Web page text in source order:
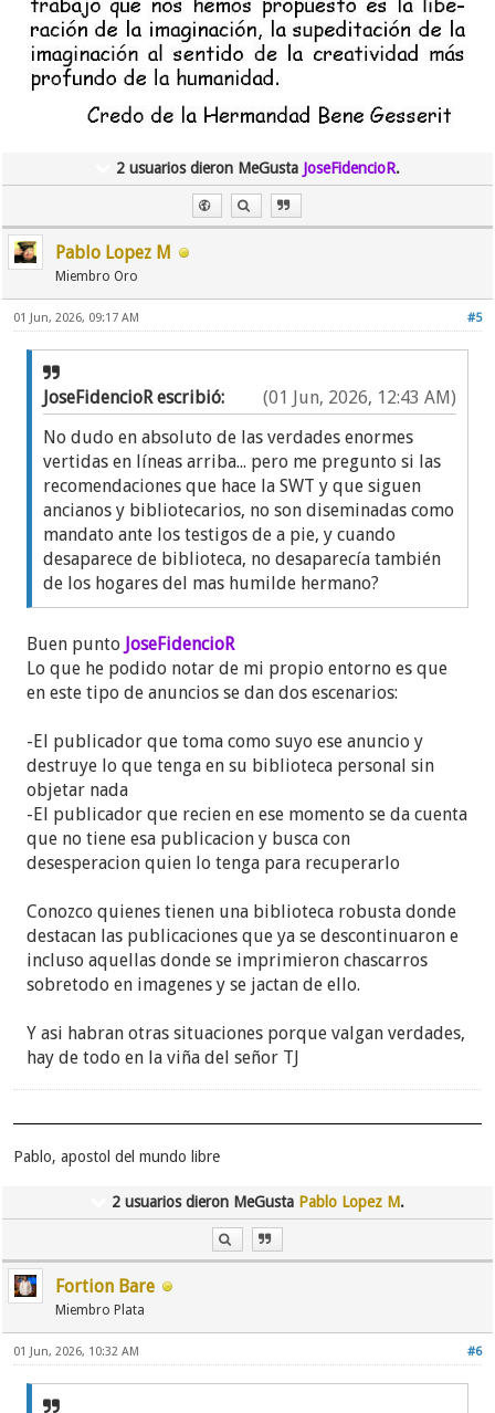
Se entiende que interpretar, la mayoría de las veces
solo trozos, de información filtrada puede llevar a
la equivocación. En otras ocasiones la emoción, los
nota llevan a estas malinterpretaciones. En algunos
pobre capacidad lectora o de compresión. Y hay
una diferencia grande entre suponer y aseverar.
Al corregir y tener más cuidado en estos aspectos
podremos generar más confianza y credibilidad
2 usuarios dieron MeGusta JoseFidencioR.
Pablo Lopez M
Miembro Oro
#5
01 Jun, 2026, 09:17 AM
(01 Jun, 2026, 12:43 AM)
JoseFidencioR escribió:
No dudo en absoluto de las verdades enormes
vertidas en líneas arriba... pero me pregunto si las
recomendaciones que hace la SWT y que siguen
ancianos y bibliotecarios, no son diseminadas como
mandato ante los testigos de a pie, y cuando
desaparece de biblioteca, no desaparecía también
de los hogares del mas humilde hermano?
Buen punto JoseFidencioR
Lo que he podido notar de mi propio entorno es que
en este tipo de anuncios se dan dos escenarios:
-El publicador que toma como suyo ese anuncio y
destruye lo que tenga en su biblioteca personal sin
objetar nada
-El publicador que recien en ese momento se da cuenta
que no tiene esa publicacion y busca con
desesperacion quien lo tenga para recuperarlo
Conozco quienes tienen una biblioteca robusta donde
destacan las publicaciones que ya se descontinuaron e
incluso aquellas donde se imprimieron chascarros
sobretodo en imagenes y se jactan de ello.
Y asi habran otras situaciones porque valgan verdades,
hay de todo en la viña del señor TJ
Pablo, apostol del mundo libre
2 usuarios dieron MeGusta Pablo Lopez M.
Fortion Bare
Miembro Plata
#6
01 Jun, 2026, 10:32 AM